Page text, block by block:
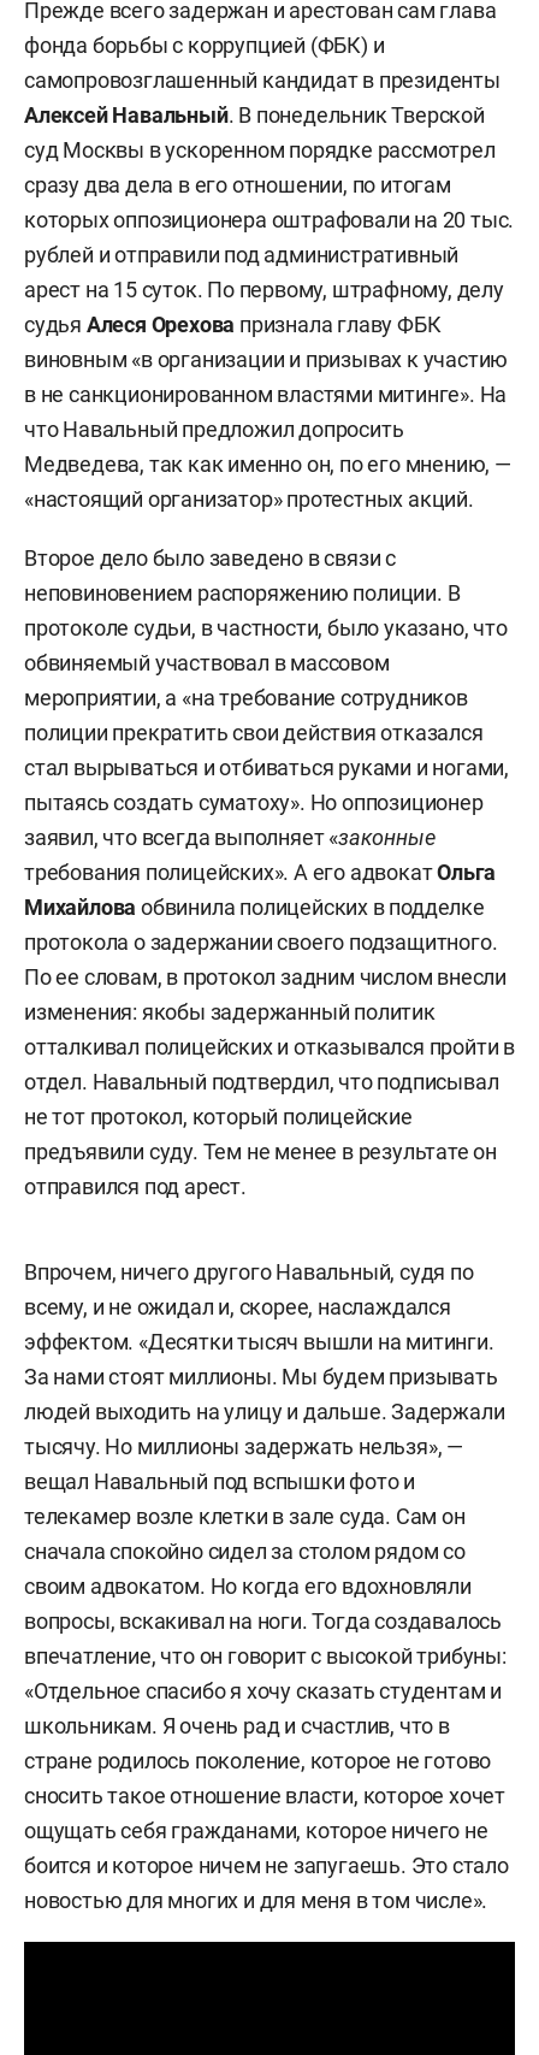
Прежде всего задержан и арестован сам глава
фонда борьбы с коррупцией (ФБК) и
самопровозглашенный кандидат в президенты
Алексей Навальный. В понедельник Тверской
суд Москвы в ускоренном порядке рассмотрел
сразу два дела в его отношении, по итогам
которых оппозиционера оштрафовали на 20 тыс.
рублей и отправили под административный
арест на 15 суток. По первому, штрафному, делу
судья Алеся Орехова признала главу ФБК
виновным «в организации и призывах к участию
в не санкционированном властями митинге». На
что Навальный предложил допросить
Медведева, так как именно он, по его мнению, —
«настоящий организатор» протестных акций.
Второе дело было заведено в связи с
неповиновением распоряжению полиции. В
протоколе судьи, в частности, было указано, что
обвиняемый участвовал в массовом
мероприятии, а «на требование сотрудников
полиции прекратить свои действия отказался
стал вырываться и отбиваться руками и ногами,
пытаясь создать суматоху». Но оппозиционер
заявил, что всегда выполняет «законные
требования полицейских». А его адвокатОльга
Михайлова обвинила полицейских в подделке
протокола о задержании своего подзащитного.
По ее словам, в протокол задним числом внесли
изменения: якобы задержанный политик
отталкивал полицейских и отказывался пройти в
отдел. Навальный подтвердил, что подписывал
не тот протокол, который полицейские
предъявили суду. Тем не менее в результате он
отправился под арест.
Впрочем, ничего другого Навальный, судя по
всему, и не ожидал и, скорее, наслаждался
эффектом. «Десятки тысяч вышли на митинги.
За нами стоят миллионы. Мы будем призывать
людей выходить на улицу и дальше. Задержали
тысячу. Но миллионы задержать нельзя», —
вещал Навальный под вспышки фото и
телекамер возле клетки в зале суда. Сам он
сначала спокойно сидел за столом рядом со
своим адвокатом. Но когда его вдохновляли
вопросы, вскакивал на ноги. Тогда создавалось
впечатление, что он говорит с высокой трибуны:
«Отдельное спасибо я хочу сказать студентам и
школьникам. Я очень рад и счастлив, что в
стране родилось поколение, которое не готово
сносить такое отношение власти, которое хочет
ощущать себя гражданами, которое ничего не
боится и которое ничем не запугаешь. Это стало
новостью для многих и для меня в том числе».